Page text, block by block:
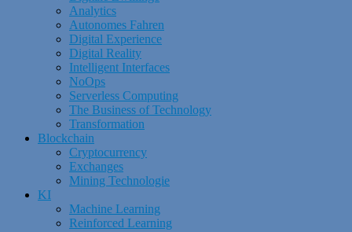
Analytics
Autonomes Fahren
Digital Experience
Digital Reality
Intelligent Interfaces
NoOps
Serverless Computing
The Business of Technology
Transformation
Blockchain
Cryptocurrency
Exchanges
Mining Technologie
KI
Machine Learning
Reinforced Learning